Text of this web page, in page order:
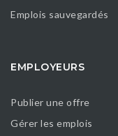
Emplois sauvegardés
EMPLOYEURS
Publier une offre
Gérer les emplois